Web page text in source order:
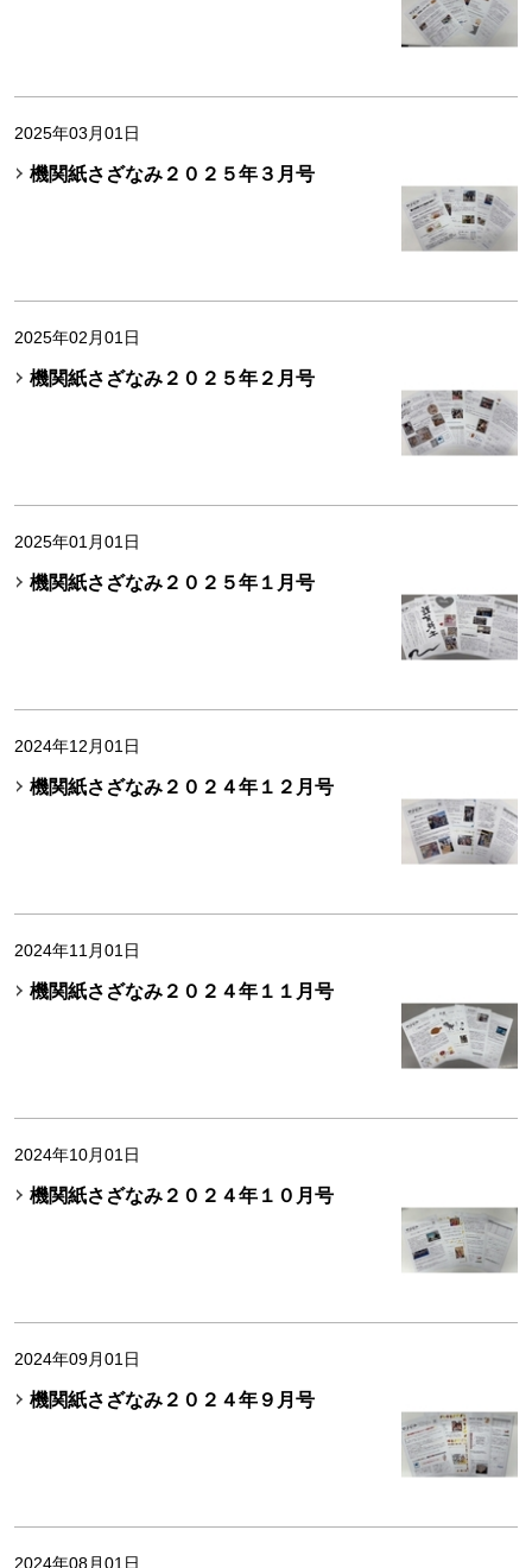
2025年03月01日
機関紙さざなみ２０２５年３月号
2025年02月01日
機関紙さざなみ２０２５年２月号
2025年01月01日
機関紙さざなみ２０２５年１月号
2024年12月01日
機関紙さざなみ２０２４年１２月号
2024年11月01日
機関紙さざなみ２０２４年１１月号
2024年10月01日
機関紙さざなみ２０２４年１０月号
2024年09月01日
機関紙さざなみ２０２４年９月号
2024年08月01日